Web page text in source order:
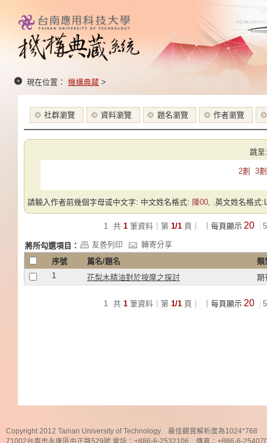
現在位置： 機構典藏 >
社群瀏覽 資料瀏覽 題名瀏覽 作者瀏覽
跳至:
2劃 3劃
請輸入作者前幾個字母或中文字: 中文姓名格式: 陳00, .英文姓名格式
1 共 1 筆資料｜第 1/1 頁｜ ｜每頁顯示 20
將所勾選項目： 友善列印
轉寄分享
序號
篇名/題名
類
1
花梨木精油對於按摩之探討 期
1 共 1 筆資料｜第 1/1 頁｜ ｜每頁顯示 20
Copyright 2012 Tainan University of Technology 最佳觀賞解析度為1024*768
71002台南市永康區中正路529號 電話：+886-6-2532106 傳真：+886-6-